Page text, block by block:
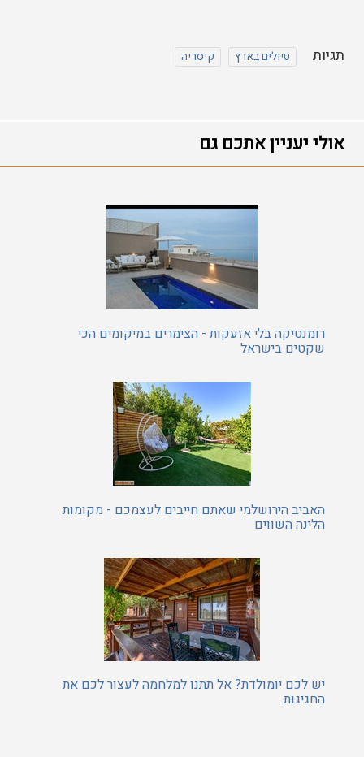
תגיות טיולים בארץ קיסריה
אולי יעניין אתכם גם
רומנטיקה בלי אזעקות - הצימרים במיקומים הכי
שקטים בישראל
האביב הירושלמי שאתם חייבים לעצמכם - מקומות
הלינה השווים
יש לכם יומולדת? אל תתנו למלחמה לעצור לכם את
החגיגות